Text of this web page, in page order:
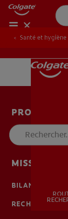
Santé et
PRODUITS
SANTÉ
MISSION
BILAN DE
RECHERCHE